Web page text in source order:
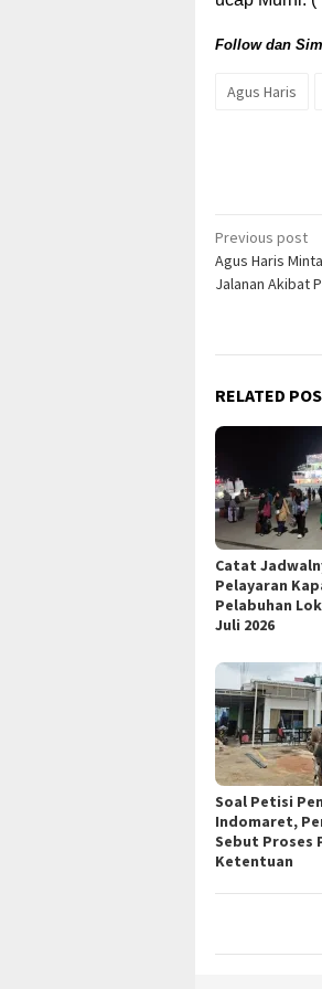
Follow dan
Agus Haris
Post
Previous post
Agus Haris
Jalanan Akibat
RELATED
Catat
Pelayaran
Pelabuhan
Juli 2026
Soal Petisi
Indomaret,
Sebut Proses
Ketentuan